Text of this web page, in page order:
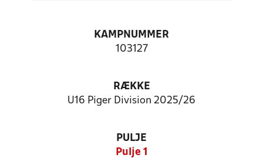
KAMPNUMMER
103127
RÆKKE
U16 Piger Division 2025/26
PULJE
Pulje 1